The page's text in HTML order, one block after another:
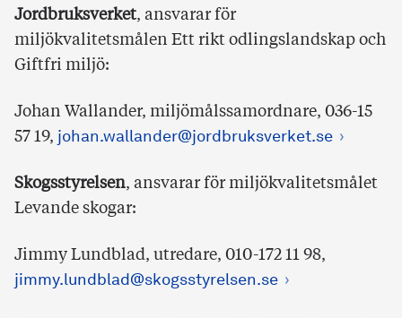
Jordbruksverket, ansvarar för
miljökvalitetsmålen Ett rikt odlingslandskap och
Giftfri miljö:
Johan Wallander, miljömålssamordnare, 036-15
57 19, johan.wallander@jordbruksverket.se
Skogsstyrelsen, ansvarar för miljökvalitetsmålet
Levande skogar:
Jimmy Lundblad, utredare, 010-172 11 98,
jimmy.lundblad@skogsstyrelsen.se